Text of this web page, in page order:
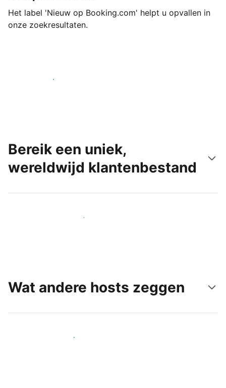
Het label 'Nieuw op Booking.com' helpt u opvallen in
onze zoekresultaten.
Begin vandaag nog
Bereik een uniek,
wereldwijd klantenbestand
Bereik vandaag nog nieuwe gasten
Wat andere hosts zeggen
Word een van onze vele hosts